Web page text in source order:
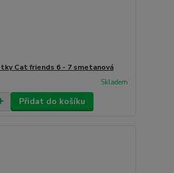
Cat friends 6 - 7 smetanová
Skladem
Přidat do košíku